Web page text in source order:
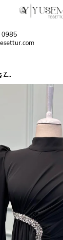
0985
Şifon Kumaş Zarif Abiye Siyah